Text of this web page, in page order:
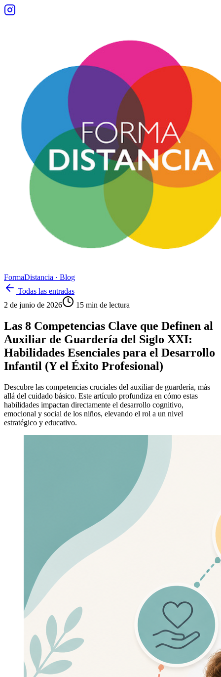
FormaDistancia · Blog
Todas las entradas
2 de junio de 2026
15 min de lectura
Las 8 Competencias Clave que Definen al
Auxiliar de Guardería del Siglo XXI:
Habilidades Esenciales para el Desarrollo
Infantil (Y el Éxito Profesional)
Descubre las competencias cruciales del auxiliar de guardería, más
allá del cuidado básico. Este artículo profundiza en cómo estas
habilidades impactan directamente el desarrollo cognitivo,
emocional y social de los niños, elevando el rol a un nivel
estratégico y educativo.